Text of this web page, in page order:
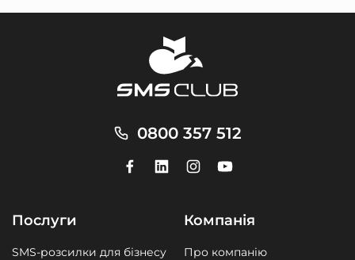
0800 357 512
Послуги
SMS-розсилки для бізнесу
Компанія
Про компанію